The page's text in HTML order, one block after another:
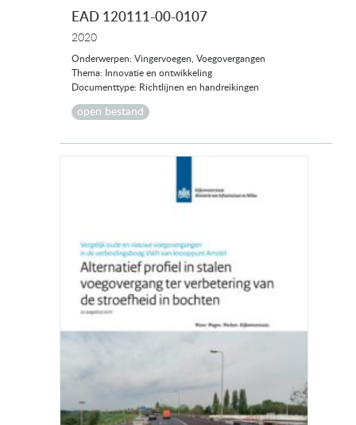
EAD 120111-00-0107
2020
Onderwerpen: Vingervoegen, Voegovergangen
Thema: Innovatie en ontwikkeling
Documenttype: Richtlijnen en handreikingen
open bestand